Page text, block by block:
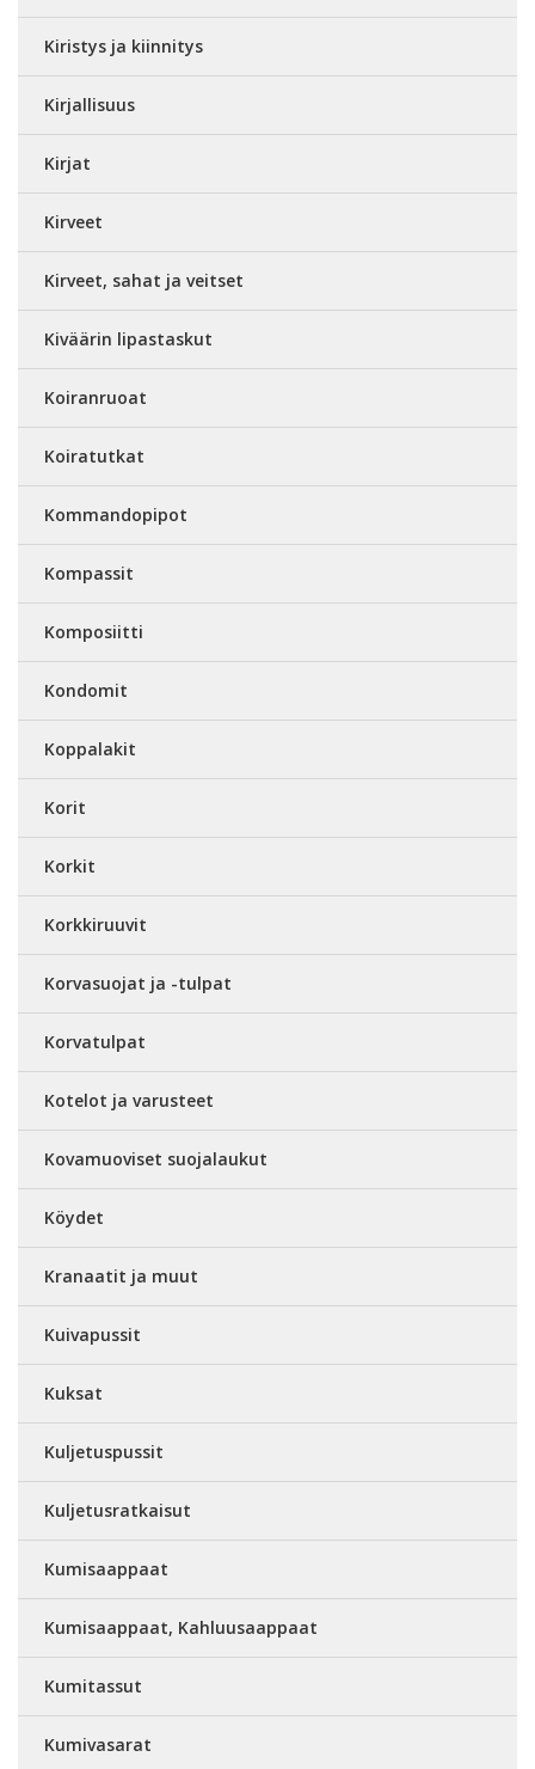
Kiristys ja kiinnitys
Kirjallisuus
Kirjat
Kirveet
Kirveet, sahat ja veitset
Kiväärin lipastaskut
Koiranruoat
Koiratutkat
Kommandopipot
Kompassit
Komposiitti
Kondomit
Koppalakit
Korit
Korkit
Korkkiruuvit
Korvasuojat ja -tulpat
Korvatulpat
Kotelot ja varusteet
Kovamuoviset suojalaukut
Köydet
Kranaatit ja muut
Kuivapussit
Kuksat
Kuljetuspussit
Kuljetusratkaisut
Kumisaappaat
Kumisaappaat, Kahluusaappaat
Kumitassut
Kumivasarat